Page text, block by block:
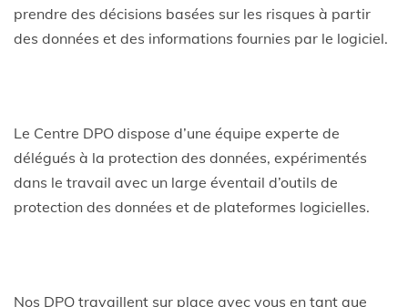
prendre des décisions basées sur les risques à partir
des données et des informations fournies par le logiciel.
Le Centre DPO dispose d’une équipe experte de
délégués à la protection des données, expérimentés
dans le travail avec un large éventail d’outils de
protection des données et de plateformes logicielles.
Nos DPO travaillent sur place avec vous en tant que